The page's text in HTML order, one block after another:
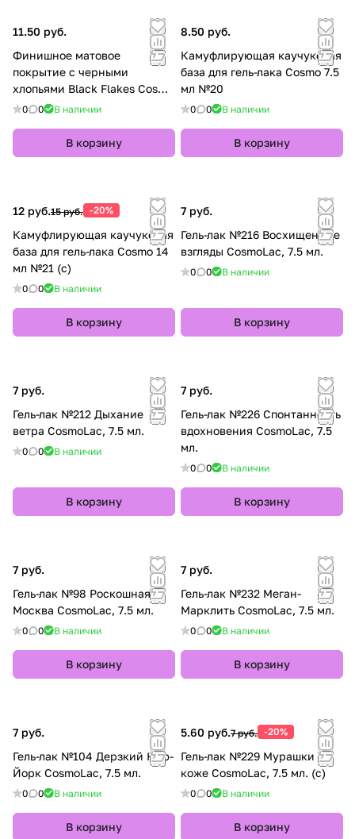
11.50 руб.
Финишное матовое
покрытие с черными
хлопьями Black Flakes Cosmo
7,5 мл
0 0 В наличии
В корзину
8.50 руб.
Камуфлирующая каучуковая
база для гель-лака Cosmo 7.5
мл №20
0 0 В наличии
В корзину
12 руб.15 руб. -20%
Камуфлирующая каучуковая
база для гель-лака Cosmo 14
мл №21 (с)
0 0 В наличии
В корзину
7 руб.
Гель-лак №216 Восхищенные
взгляды CosmoLac, 7.5 мл.
0 0 В наличии
В корзину
7 руб.
Гель-лак №212 Дыхание
ветра CosmoLac, 7.5 мл.
0 0 В наличии
В корзину
7 руб.
Гель-лак №226 Спонтанность
вдохновения CosmoLac, 7.5
мл.
0 0 В наличии
В корзину
7 руб.
Гель-лак №98 Роскошная
Москва CosmoLac, 7.5 мл.
0 0 В наличии
В корзину
7 руб.
Гель-лак №232 Меган-
Марклить CosmoLac, 7.5 мл.
0 0 В наличии
В корзину
7 руб.
Гель-лак №104 Дерзкий Нью-
Йорк CosmoLac, 7.5 мл.
0 0 В наличии
В корзину
5.60 руб.7 руб. -20%
Гель-лак №229 Мурашки по
коже CosmoLac, 7.5 мл. (с)
0 0 В наличии
В корзину